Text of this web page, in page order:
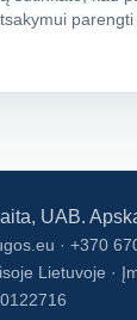
parengti
UAB.
· +370
Lietuvoje ·